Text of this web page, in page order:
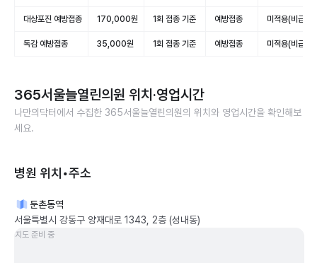
대상포진 예방접종 170,000원 1회 접종 기준 예방접종 미적용(비급여)
독감 예방접종 35,000원 1회 접종 기준 예방접종 미적용(비급여)
365서울늘열린의원 위치·영업시간
나만의닥터에서 수집한 365서울늘열린의원의 위치와 영업시간을 확인해보
세요.
병원 위치•주소
둔촌동역
서울특별시 강동구 양재대로 1343, 2층 (성내동)
지도 준비 중